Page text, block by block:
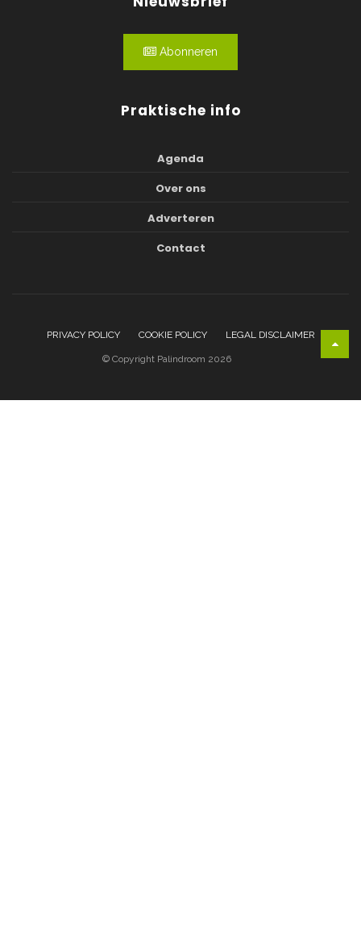
Abonneren
Praktische info
Agenda
Over ons
Adverteren
Contact
PRIVACY POLICY COOKIE POLICY LEGAL DISCLAIMER
© Copyright Palindroom 2026